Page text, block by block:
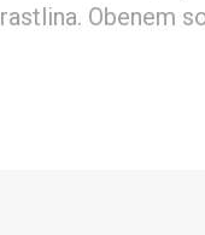
Obenem